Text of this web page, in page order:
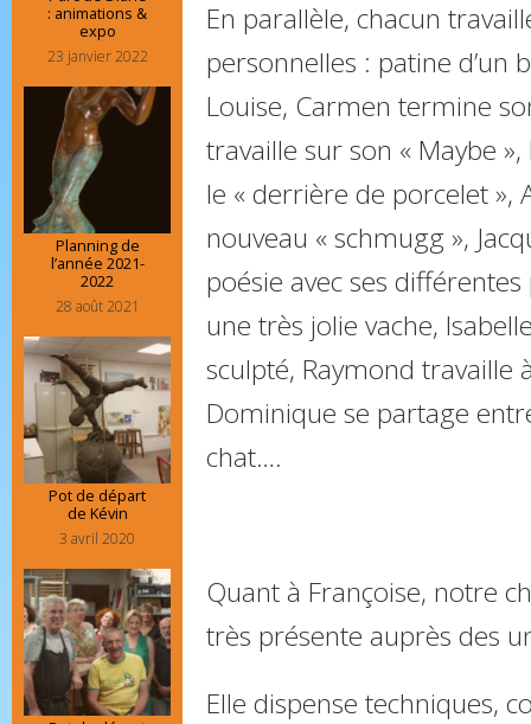
En parallèle, chacun
personnelles : patine d’un
Louise, Carmen termine
travaille sur son « Maybe
le « derrière de porcelet »,
nouveau « schmugg »,
poésie avec ses
une très jolie vache,
sculpté, Raymond travaille
Dominique se partage
chat….
Quant à Françoise, notre
très présente auprès des
Elle dispense techniques,
: animations &
expo
23 janvier 2022
Planning de
l’année 2021-
2022
28 août 2021
Pot de départ
de Kévin
3 avril 2020